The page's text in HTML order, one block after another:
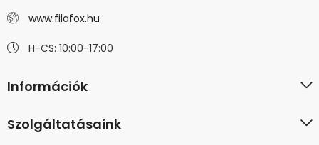
www.filafox.hu
H-CS: 10:00-17:00
Információk
Szolgáltatásaink